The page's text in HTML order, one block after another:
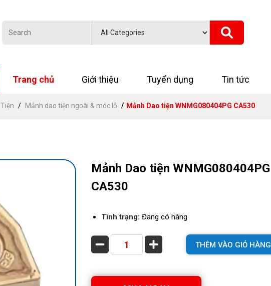
Trang chủ Giới thiệu Tuyển dụng Tin tức
Tiện Mảnh dao tiện ngoài & móc lỗ Mảnh Dao tiện WNMG080404PG CA530
Mảnh Dao tiện WNMG080404PG
CA530
Tình trạng: Đang có hàng
THÊM VÀO GIỎ HÀNG